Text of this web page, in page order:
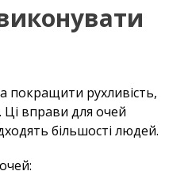
покращити рухливість,
вправи для очей
більшості людей.